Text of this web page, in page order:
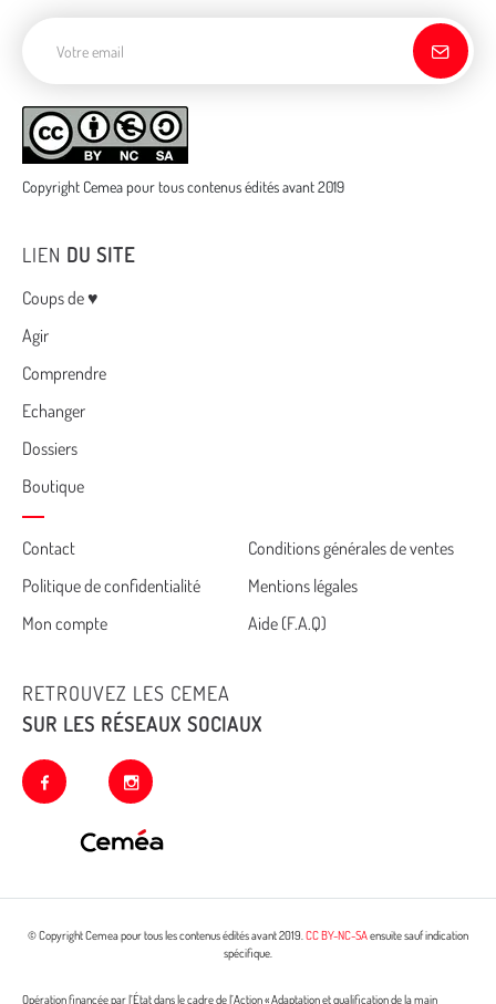
Copyright Cemea pour tous contenus édités avant 2019
LIEN DU SITE
Menu
Coups de ♥
Agir
Comprendre
Echanger
Dossiers
Boutique
Cemea
footer
Contact
Conditions générales de ventes
Politique de confidentialité
Mentions légales
Mon compte
Aide (F.A.Q)
RETROUVEZ LES CEMEA
SUR LES RÉSEAUX SOCIAUX
facebook instagram
© Copyright Cemea pour tous les contenus édités avant 2019.CC BY-NC-SAensuite sauf indication
spécifique.
Opération financée par l’État dans le cadre de l’Action « Adaptation et qualification de la main